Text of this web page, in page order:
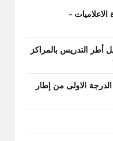
–
أطر التدريس بالمراكز
الدرجة الاولى من إطار